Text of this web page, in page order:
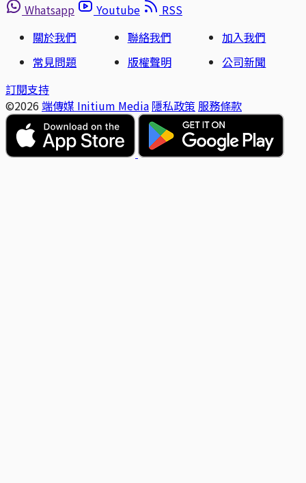
Whatsapp
Youtube
RSS
關於我們
聯絡我們
加入我們
常見問題
版權聲明
公司新聞
訂閱支持
©2026 端傳媒 Initium Media 隱私政策 服務條款